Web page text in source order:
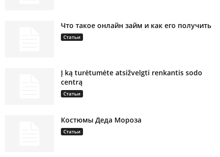
Что такое онлайн займ и как его получить
Статьи
Į ką turėtumėte atsižvelgti renkantis sodo
centrą
Статьи
Костюмы Деда Мороза
Статьи